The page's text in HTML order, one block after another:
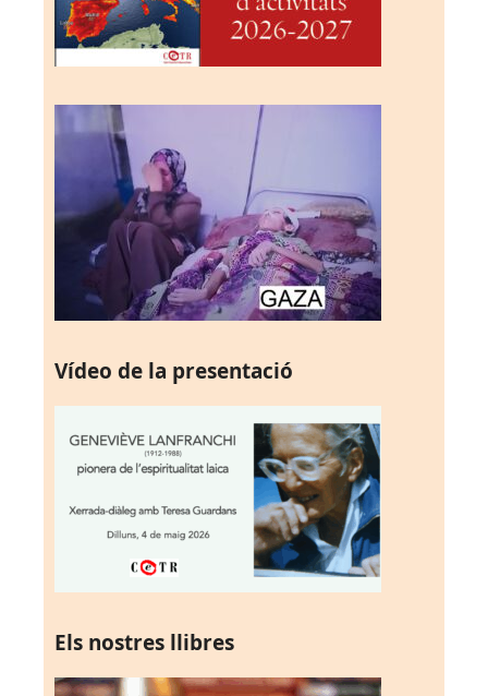
Vídeo de la presentació
Els nostres llibres